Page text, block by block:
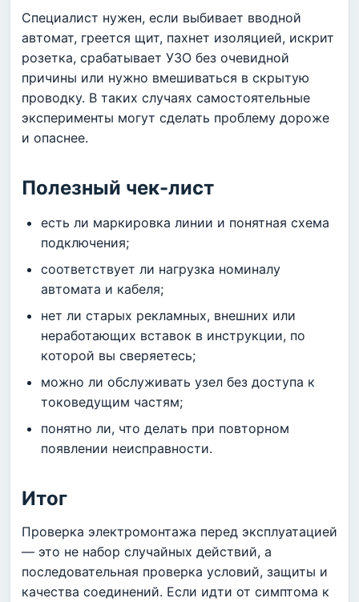
Специалист нужен, если выбивает вводной
автомат, греется щит, пахнет изоляцией, искрит
розетка, срабатывает УЗО без очевидной
причины или нужно вмешиваться в скрытую
проводку. В таких случаях самостоятельные
эксперименты могут сделать проблему дороже
и опаснее.
Полезный чек-лист
есть ли маркировка линии и понятная схема
подключения;
соответствует ли нагрузка номиналу
автомата и кабеля;
нет ли старых рекламных, внешних или
неработающих вставок в инструкции, по
которой вы сверяетесь;
можно ли обслуживать узел без доступа к
токоведущим частям;
понятно ли, что делать при повторном
появлении неисправности.
Итог
Проверка электромонтажа перед эксплуатацией
— это не набор случайных действий, а
последовательная проверка условий, защиты и
качества соединений. Если идти от симптома к